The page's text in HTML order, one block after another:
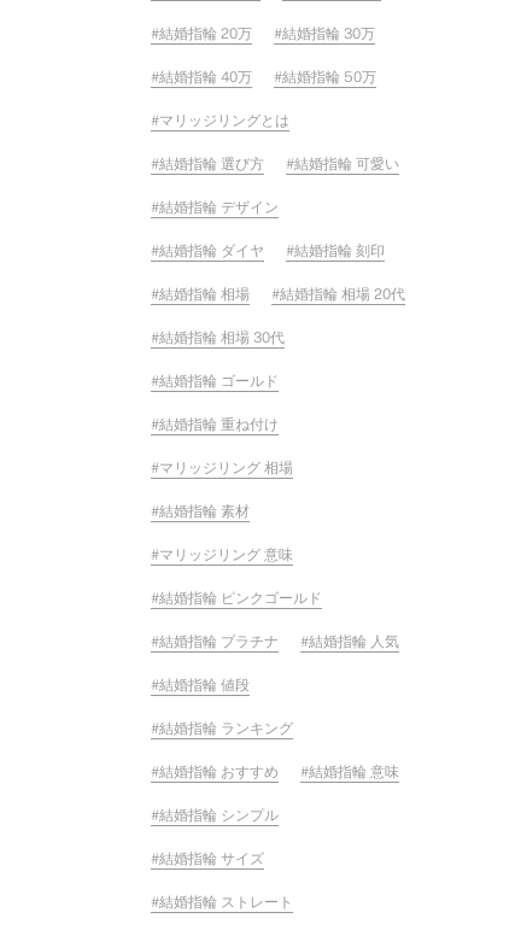
結婚指輪 20万 結婚指輪 30万
結婚指輪 40万 結婚指輪 50万
マリッジリングとは
結婚指輪 選び方 結婚指輪 可愛い
結婚指輪 デザイン
結婚指輪 ダイヤ 結婚指輪 刻印
結婚指輪 相場 結婚指輪 相場 20代
結婚指輪 相場 30代
結婚指輪 ゴールド
結婚指輪 重ね付け
マリッジリング 相場
結婚指輪 素材
マリッジリング 意味
結婚指輪 ピンクゴールド
結婚指輪 プラチナ 結婚指輪 人気
結婚指輪 値段
結婚指輪 ランキング
結婚指輪 おすすめ 結婚指輪 意味
結婚指輪 シンプル
結婚指輪 サイズ
結婚指輪 ストレート